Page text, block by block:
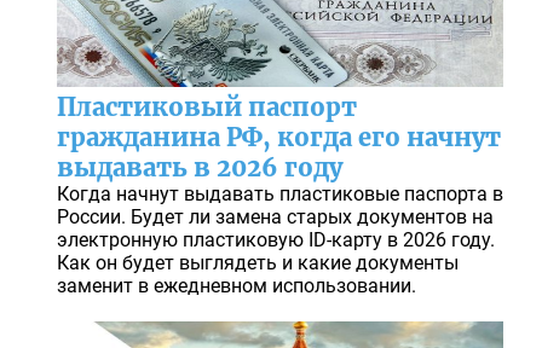
Пластиковый паспорт
гражданина РФ, когда его начнут
выдавать в 2026 году
Когда начнут выдавать пластиковые паспорта в
России. Будет ли замена старых документов на
электронную пластиковую ID-карту в 2026 году.
Как он будет выглядеть и какие документы
заменит в ежедневном использовании.